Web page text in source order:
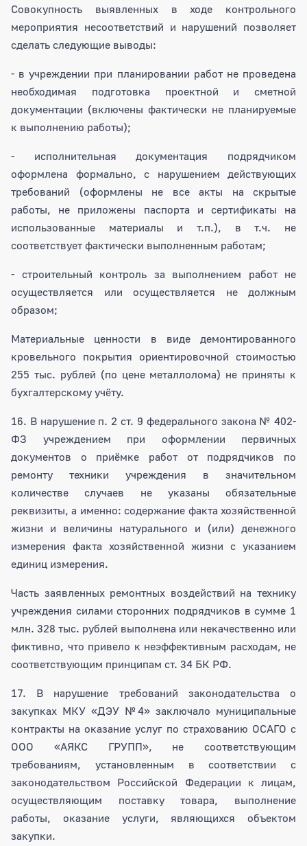
Совокупность выявленных в ходе контрольного
мероприятия несоответствий и нарушений позволяет
сделать следующие выводы:
- в учреждении при планировании работ не проведена
необходимая подготовка проектной и сметной
документации (включены фактически не планируемые
к выполнению работы);
- исполнительная документация подрядчиком
оформлена формально, с нарушением действующих
требований (оформлены не все акты на скрытые
работы, не приложены паспорта и сертификаты на
использованные материалы и т.п.), в т.ч. не
соответствует фактически выполненным работам;
- строительный контроль за выполнением работ не
осуществляется или осуществляется не должным
образом;
Материальные ценности в виде демонтированного
кровельного покрытия ориентировочной стоимостью
255 тыс. рублей (по цене металлолома) не приняты к
бухгалтерскому учёту.
16. В нарушение п. 2 ст. 9 федерального закона № 402-
ФЗ учреждением при оформлении первичных
документов о приёмке работ от подрядчиков по
ремонту техники учреждения в значительном
количестве случаев не указаны обязательные
реквизиты, а именно: содержание факта хозяйственной
жизни и величины натурального и (или) денежного
измерения факта хозяйственной жизни с указанием
единиц измерения.
Часть заявленных ремонтных воздействий на технику
учреждения силами сторонних подрядчиков в сумме 1
млн. 328 тыс. рублей выполнена или некачественно или
фиктивно, что привело к неэффективным расходам, не
соответствующим принципам ст. 34 БК РФ.
17. В нарушение требований законодательства о
закупках МКУ «ДЭУ №4» заключало муниципальные
контракты на оказание услуг по страхованию ОСАГО с
ООО «АЯКС ГРУПП», не соответствующим
требованиям, установленным в соответствии с
законодательством Российской Федерации к лицам,
осуществляющим поставку товара, выполнение
работы, оказание услуги, являющихся объектом
закупки.